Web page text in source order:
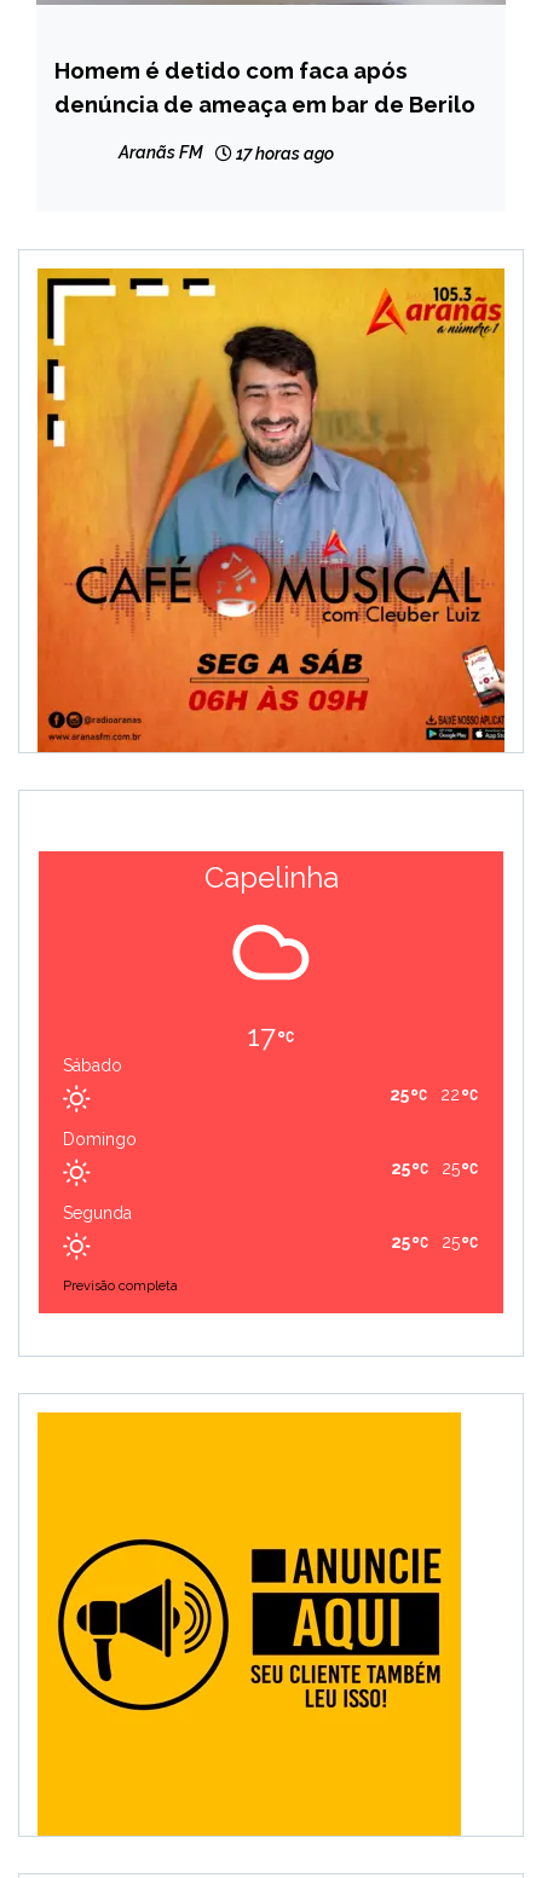
MINAS
GERAIS
NOTÍCIAS
Homem é detido com faca após
denúncia de ameaça em bar de Berilo
Aranãs FM 17 horas ago
Capelinha
17
Sábado
22
25
Domingo
25
25
Segunda
25
25
Previsão completa